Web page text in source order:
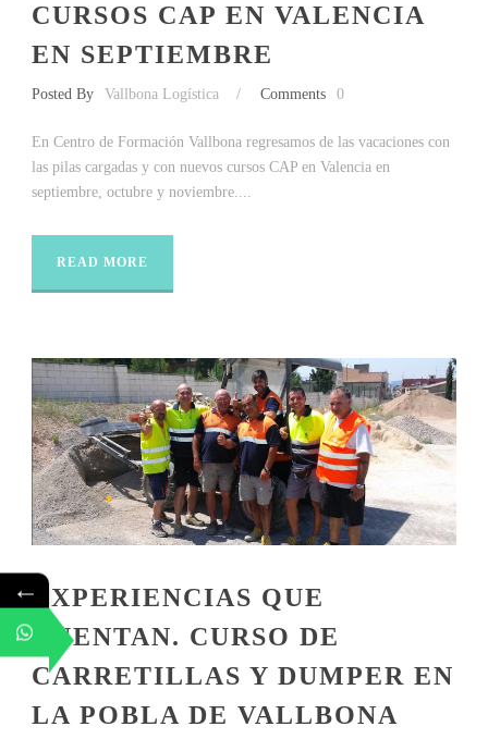
CURSOS CAP EN VALENCIA
EN SEPTIEMBRE
Posted By Vallbona Logística / Comments 0
En Centro de Formación Vallbona regresamos de las vacaciones con
las pilas cargadas y con nuevos cursos CAP en Valencia en
septiembre, octubre y noviembre....
READ MORE
EXPERIENCIAS QUE
CUENTAN. CURSO DE
CARRETILLAS Y DUMPER EN
LA POBLA DE VALLBONA
←